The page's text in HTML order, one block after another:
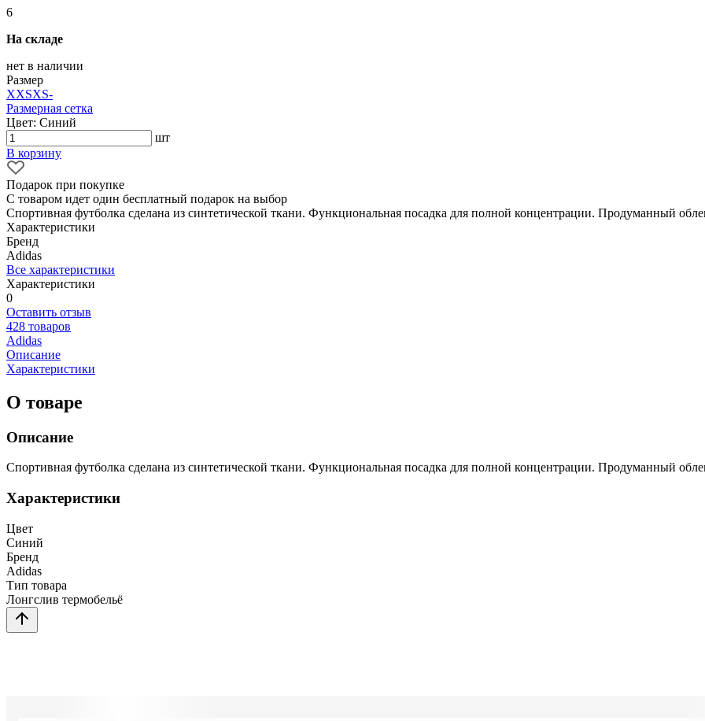
6
На складе
нет в наличии
Размер
XXSXS-
Размерная сетка
Цвет: Синий
шт
В корзину
Подарок при покупке
С товаром идет один бесплатный подарок на выбор
Спортивная футболка сделана из синтетической ткани. Функциональная посадка для полной концентрации. Продуманный
Характеристики
Бренд
Adidas
Все характеристики
Характеристики
0
Оставить отзыв
428 товаров
Adidas
Описание
Характеристики
О товаре
Описание
Спортивная футболка сделана из синтетической ткани. Функциональная посадка для полной концентрации. Продуманный
Характеристики
Цвет
Синий
Бренд
Adidas
Тип товара
Лонгслив термобельё